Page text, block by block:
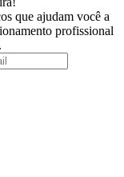
que ajudam você a
profissional